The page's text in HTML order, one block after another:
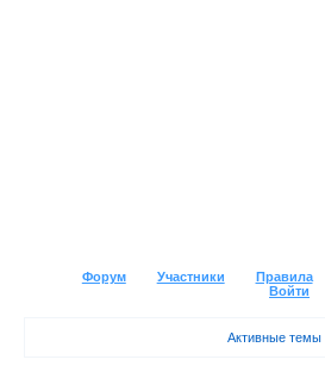
Форум Участники Правила
Войти
Активные темы